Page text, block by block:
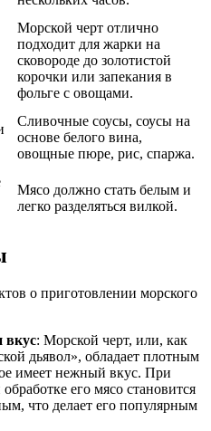
Морской черт отлично
подходит для жарки на
сковороде до золотистой
корочки или запекания в
фольге с овощами.
Сливочные соусы, соусы на
основе белого вина,
овощные пюре, рис, спаржа.
Мясо должно стать белым и
легко разделяться вилкой.
о приготовлении морского
вкус: Морской черт, или, как
дьявол», обладает плотным
имеет нежный вкус. При
его мясо становится
что делает его популярным